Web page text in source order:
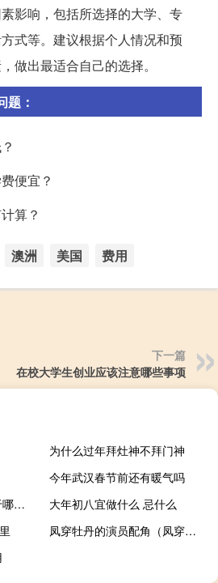
影响，包括所选择的大学、专
式等。建议根据个人情况和预
做出最适合自己的选择。
题：
便宜？
算？
澳洲 美国 费用
下一篇
在校大学生创业应该注意哪些事项
为什么过年拜灶神不拜门神
今年武汉春节前还有暖气吗
四川省成都市高新区属于哪个区
大年初八宜做什么 忌什么
凤穿牡丹的演员配角（凤穿牡丹演员表）